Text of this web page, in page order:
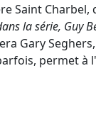
Saint
la série, Guy
Gary
permet à